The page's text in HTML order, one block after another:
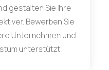
gestalten Sie Ihre
Bewerben Sie
Unternehmen und
unterstützt.